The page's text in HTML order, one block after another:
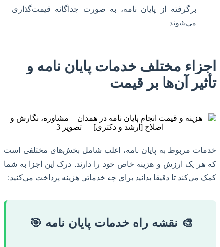
برگرفته از پایان نامه، به صورت جداگانه قیمت‌گذاری
می‌شوند.
اجزاء مختلف خدمات پایان نامه و
تأثیر آن‌ها بر قیمت
خدمات مربوط به پایان نامه، اغلب شامل بخش‌های مختلفی است
که هر یک ارزش و هزینه خاص خود را دارند. درک این اجزا به شما
کمک می‌کند تا دقیقا بدانید برای چه خدماتی هزینه پرداخت می‌کنید:
🎨 نقشه راه خدمات پایان نامه 🎯